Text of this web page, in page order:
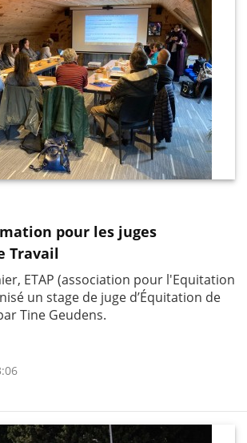
pour les juges
Travail
ETAP (association pour l'Equitation
un stage de juge d’Équitation de
Tine Geudens.